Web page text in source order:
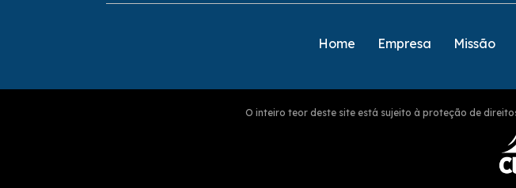
Home Empresa Missão
O inteiro teor deste site está sujeito à proteção de